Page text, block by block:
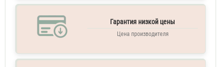
Гарантия низкой цены
Цена производителя